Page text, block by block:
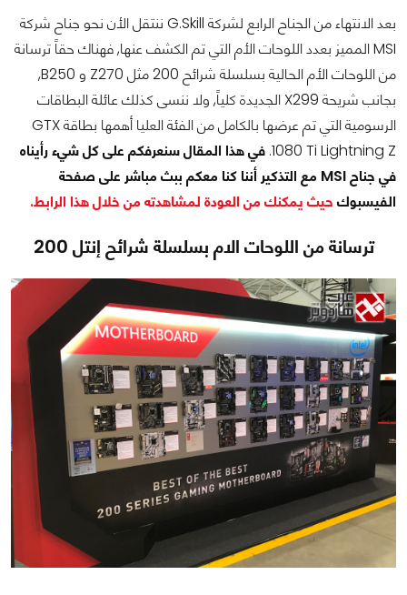
بعد الانتهاء من الجناح الرابع لشركة G.Skill ننتقل الأن نحو جناح شركة
MSI المميز بعدد اللوحات الأم التي تم الكشف عنها, فهناك حقاً ترسانة
من اللوحات الأم الحالية بسلسلة شرائح 200 مثل Z270 و B250,
بجانب شريحة X299 الجديدة كلياً, ولا ننسى كذلك عائلة البطاقات
الرسومية التي تم عرضها بالكامل من الفئة العليا أهمها بطاقة GTX
1080 Ti Lightning Z. في هذا المقال سنعرفكم على كل شيء رأيناه
في جناح MSI مع التذكير أننا كنا معكم ببث مباشر على صفحة
الفيسبوك حيث يمكنك من العودة لمشاهدته من خلال هذا الرابط.
ترسانة من اللوحات الام بسلسلة شرائح إنتل 200